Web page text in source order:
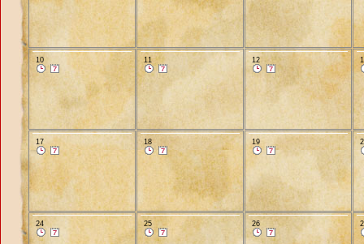
10 11 12
17 18 19
24 25 26